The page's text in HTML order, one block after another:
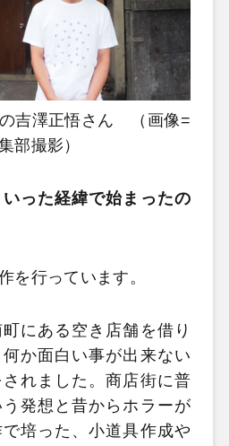
吉澤正悟さん （画像=
部撮影）
った経緯で始まったの
を行っています。
にある空き店舗を借り
か面白い事が出来ない
れました。商店街に普
発想と昔からホラーが
培った、小道具作成や